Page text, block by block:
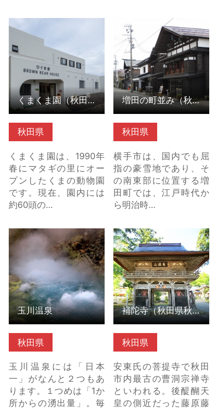
秋田県
くまくま園は、1990年
春にマタギの里にオー
プンしたくまの動物園
です。現在、園内には
約60頭の…
くまくま園（秋田県北
秋田市） の詳細はこち
ら
くまくま園（秋田県北秋田市）
秋田県
横手市は、国内でも屈
指の豪雪地であり、そ
の南東部に位置する増
田町では、江戸時代か
ら明治時…
増田の町並み（秋田県
横手市） の詳細はこち
ら
増田の町並み（秋田県横手市）
秋田県
玉川温泉には「日本
一」がなんと２つもあ
ります。１つめは「1か
所からの湧出量」。毎
玉川温泉 の詳細はこち
ら
玉川温泉
秋田県
安東氏の菩提寺で秋田
市内最古の曹洞宗禅寺
といわれる。後醍醐天
皇の側近だった藤原藤
補陀寺（秋田県秋田
市） の詳細はこちら
補陀寺（秋田県秋田市）